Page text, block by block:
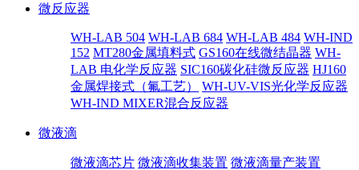
微反应器
WH-LAB 504 WH-LAB 684 WH-LAB 484 WH-IND
152 MT280金属填料式 GS160在线微结晶器 WH-
LAB 电化学反应器 SIC160碳化硅微反应器 HJ160
金属焊接式（氟工艺）
WH-UV-VIS光化学反应器
WH-IND MIXER混合反应器
微液滴
微液滴芯片 微液滴收集装置 微液滴量产装置